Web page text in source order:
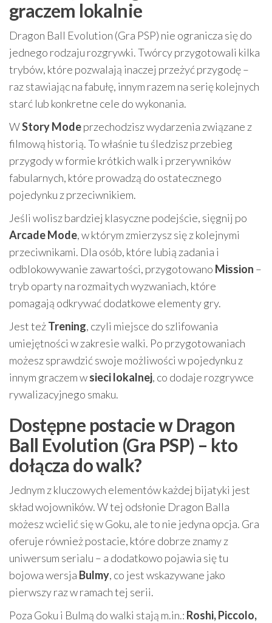
graczem lokalnie
Dragon Ball Evolution (Gra PSP) nie ogranicza się do
jednego rodzaju rozgrywki. Twórcy przygotowali kilka
trybów, które pozwalają inaczej przeżyć przygodę –
raz stawiając na fabułę, innym razem na serię kolejnych
starć lub konkretne cele do wykonania.
WStory Modeprzechodzisz wydarzenia związane z
filmową historią. To właśnie tu śledzisz przebieg
przygody w formie krótkich walk i przerywników
fabularnych, które prowadzą do ostatecznego
pojedynku z przeciwnikiem.
Jeśli wolisz bardziej klasyczne podejście, sięgnij po
Arcade Mode, w którym zmierzysz się z kolejnymi
przeciwnikami. Dla osób, które lubią zadania i
odblokowywanie zawartości, przygotowano Mission –
tryb oparty na rozmaitych wyzwaniach, które
pomagają odkrywać dodatkowe elementy gry.
Jest teżTrening, czyli miejsce do szlifowania
umiejętności w zakresie walki. Po przygotowaniach
możesz sprawdzić swoje możliwości w pojedynku z
innym graczem wsieci lokalnej, co dodaje rozgrywce
rywalizacyjnego smaku.
Dostępne postacie w Dragon
Ball Evolution (Gra PSP) – kto
dołącza do walk?
Jednym z kluczowych elementów każdej bijatyki jest
skład wojowników. W tej odsłonie Dragon Balla
możesz wcielić się w Goku, ale to nie jedyna opcja. Gra
oferuje również postacie, które dobrze znamy z
uniwersum serialu – a dodatkowo pojawia się tu
bojowa wersja Bulmy, co jest wskazywane jako
pierwszy raz w ramach tej serii.
Poza Goku i Bulmą do walki stają m.in.: Roshi, Piccolo,